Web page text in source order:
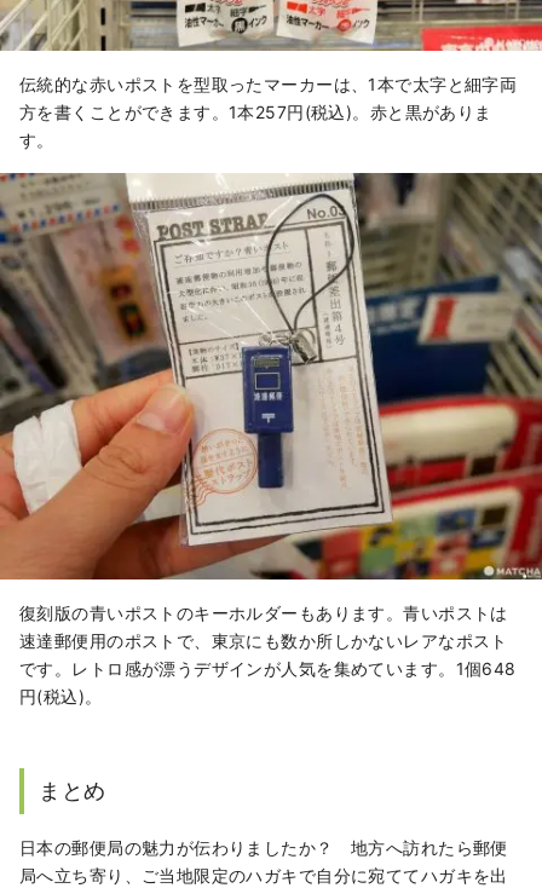
伝統的な赤いポストを型取ったマーカーは、1本で太字と細字両
方を書くことができます。1本257円(税込)。赤と黒がありま
す。
復刻版の青いポストのキーホルダーもあります。青いポストは
速達郵便用のポストで、東京にも数か所しかないレアなポスト
です。レトロ感が漂うデザインが人気を集めています。1個648
円(税込)。
まとめ
日本の郵便局の魅力が伝わりましたか？ 地方へ訪れたら郵便
局へ立ち寄り、ご当地限定のハガキで自分に宛ててハガキを出